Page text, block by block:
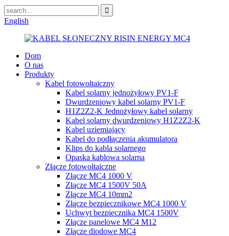
English
Dom
O nas
Produkty
Kabel fotowoltaiczny
Kabel solarny jednożyłowy PV1-F
Dwurdzeniowy kabel solarny PV1-F
H1Z2Z2-K Jednożyłowy kabel solarny
Kabel solarny dwurdzeniowy H1Z2Z2-K
Kabel uziemiający
Kabel do podłączenia akumulatora
Klips do kabla solarnego
Opaska kablowa solarna
Złącze fotowoltaiczne
Złącze MC4 1000 V
Złącze MC4 1500V 50A
Złącze MC4 10mm2
Złącze bezpiecznikowe MC4 1000 V
Uchwyt bezpiecznika MC4 1500V
Złącze panelowe MC4 M12
Złącze diodowe MC4